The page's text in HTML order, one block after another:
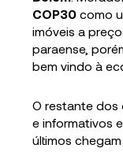
COP30como
imóveis a
paraense,
bem vindo à
O restante dos
e informativos
últimos